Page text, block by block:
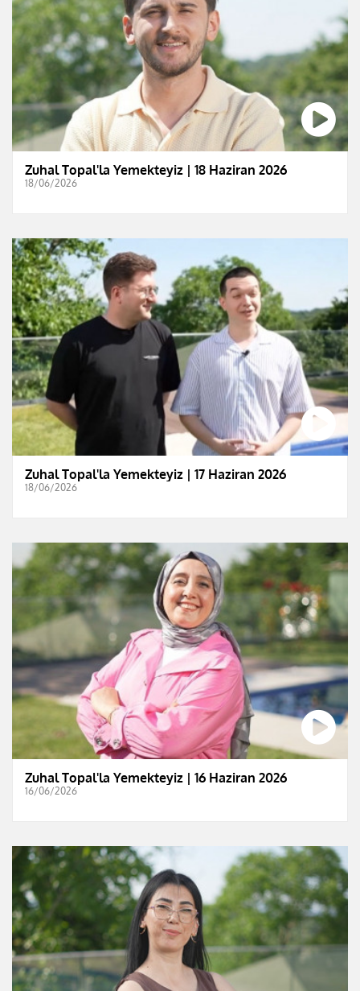
Zuhal Topal'la Yemekteyiz | 18 Haziran 2026
18/06/2026
Zuhal Topal'la Yemekteyiz | 17 Haziran 2026
18/06/2026
Zuhal Topal'la Yemekteyiz | 16 Haziran 2026
16/06/2026